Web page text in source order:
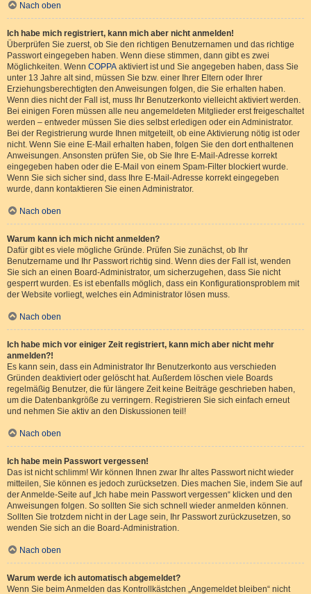
Nach oben
Ich habe mich registriert, kann mich aber nicht anmelden!
Überprüfen Sie zuerst, ob Sie den richtigen Benutzernamen und das richtige
Passwort eingegeben haben. Wenn diese stimmen, dann gibt es zwei
Möglichkeiten. Wenn COPPA aktiviert ist und Sie angegeben haben, dass Sie
unter 13 Jahre alt sind, müssen Sie bzw. einer Ihrer Eltern oder Ihrer
Erziehungsberechtigten den Anweisungen folgen, die Sie erhalten haben.
Wenn dies nicht der Fall ist, muss Ihr Benutzerkonto vielleicht aktiviert werden.
Bei einigen Foren müssen alle neu angemeldeten Mitglieder erst freigeschaltet
werden – entweder müssen Sie dies selbst erledigen oder ein Administrator.
Bei der Registrierung wurde Ihnen mitgeteilt, ob eine Aktivierung nötig ist oder
nicht. Wenn Sie eine E-Mail erhalten haben, folgen Sie den dort enthaltenen
Anweisungen. Ansonsten prüfen Sie, ob Sie Ihre E-Mail-Adresse korrekt
eingegeben haben oder die E-Mail von einem Spam-Filter blockiert wurde.
Wenn Sie sich sicher sind, dass Ihre E-Mail-Adresse korrekt eingegeben
wurde, dann kontaktieren Sie einen Administrator.
Nach oben
Warum kann ich mich nicht anmelden?
Dafür gibt es viele mögliche Gründe. Prüfen Sie zunächst, ob Ihr
Benutzername und Ihr Passwort richtig sind. Wenn dies der Fall ist, wenden
Sie sich an einen Board-Administrator, um sicherzugehen, dass Sie nicht
gesperrt wurden. Es ist ebenfalls möglich, dass ein Konfigurationsproblem mit
der Website vorliegt, welches ein Administrator lösen muss.
Nach oben
Ich habe mich vor einiger Zeit registriert, kann mich aber nicht mehr
anmelden?!
Es kann sein, dass ein Administrator Ihr Benutzerkonto aus verschieden
Gründen deaktiviert oder gelöscht hat. Außerdem löschen viele Boards
regelmäßig Benutzer, die für längere Zeit keine Beiträge geschrieben haben,
um die Datenbankgröße zu verringern. Registrieren Sie sich einfach erneut
und nehmen Sie aktiv an den Diskussionen teil!
Nach oben
Ich habe mein Passwort vergessen!
Das ist nicht schlimm! Wir können Ihnen zwar Ihr altes Passwort nicht wieder
mitteilen, Sie können es jedoch zurücksetzen. Dies machen Sie, indem Sie auf
der Anmelde-Seite auf „Ich habe mein Passwort vergessen“ klicken und den
Anweisungen folgen. So sollten Sie sich schnell wieder anmelden können.
Sollten Sie trotzdem nicht in der Lage sein, Ihr Passwort zurückzusetzen, so
wenden Sie sich an die Board-Administration.
Nach oben
Warum werde ich automatisch abgemeldet?
Wenn Sie beim Anmelden das Kontrollkästchen „Angemeldet bleiben“ nicht